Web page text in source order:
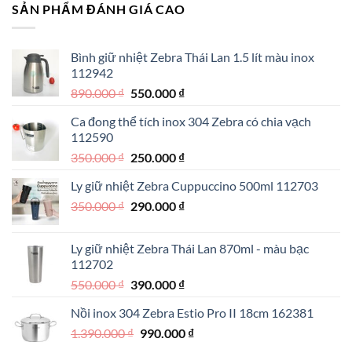
SẢN PHẨM ĐÁNH GIÁ CAO
Bình giữ nhiệt Zebra Thái Lan 1.5 lít màu inox
112942
890.000₫ Giá
là:
550.000 ₫Giá
tại
550.000 ₫.
Ca đong thể tích inox 304 Zebra có chia vạch
112590
350.000₫ Giá
là:
350.000 ₫.
250.000 ₫Giá
tại
là:
Ly giữ nhiệt Zebra Cuppuccino 500ml 112703
350.000₫ Giá
350.000 ₫.
290.000 ₫Giá
là:
Ly giữ nhiệt Zebra Thái Lan 870ml - màu bạc
112702
550.000₫ Giá
là:
550.000 ₫.
390.000 ₫Giá
tại
là:
Nồi inox 304 Zebra Estio Pro II 18cm 162381
1.390.000₫ Giá
990.000 ₫Giá